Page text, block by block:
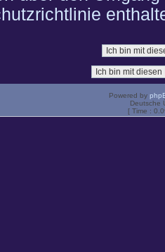
Powered by
Deutsche
[ Time :